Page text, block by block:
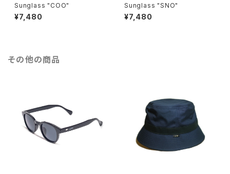
Sunglass "COO"
¥7,480
Sunglass "SNO"
¥7,480
その他の商品